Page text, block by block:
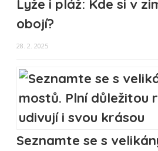
Lyže i pláž: Kde si v
obojí?
28. 2. 2025
Seznamte se s